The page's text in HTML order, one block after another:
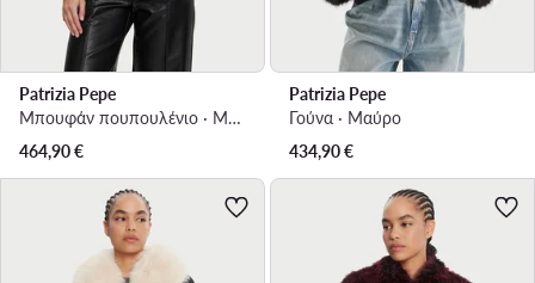
Patrizia Pepe
Μπουφάν πουπουλένιο · Μαύρο
464,90€
Patrizia Pepe
Γούνα · Μαύρο
434,90€